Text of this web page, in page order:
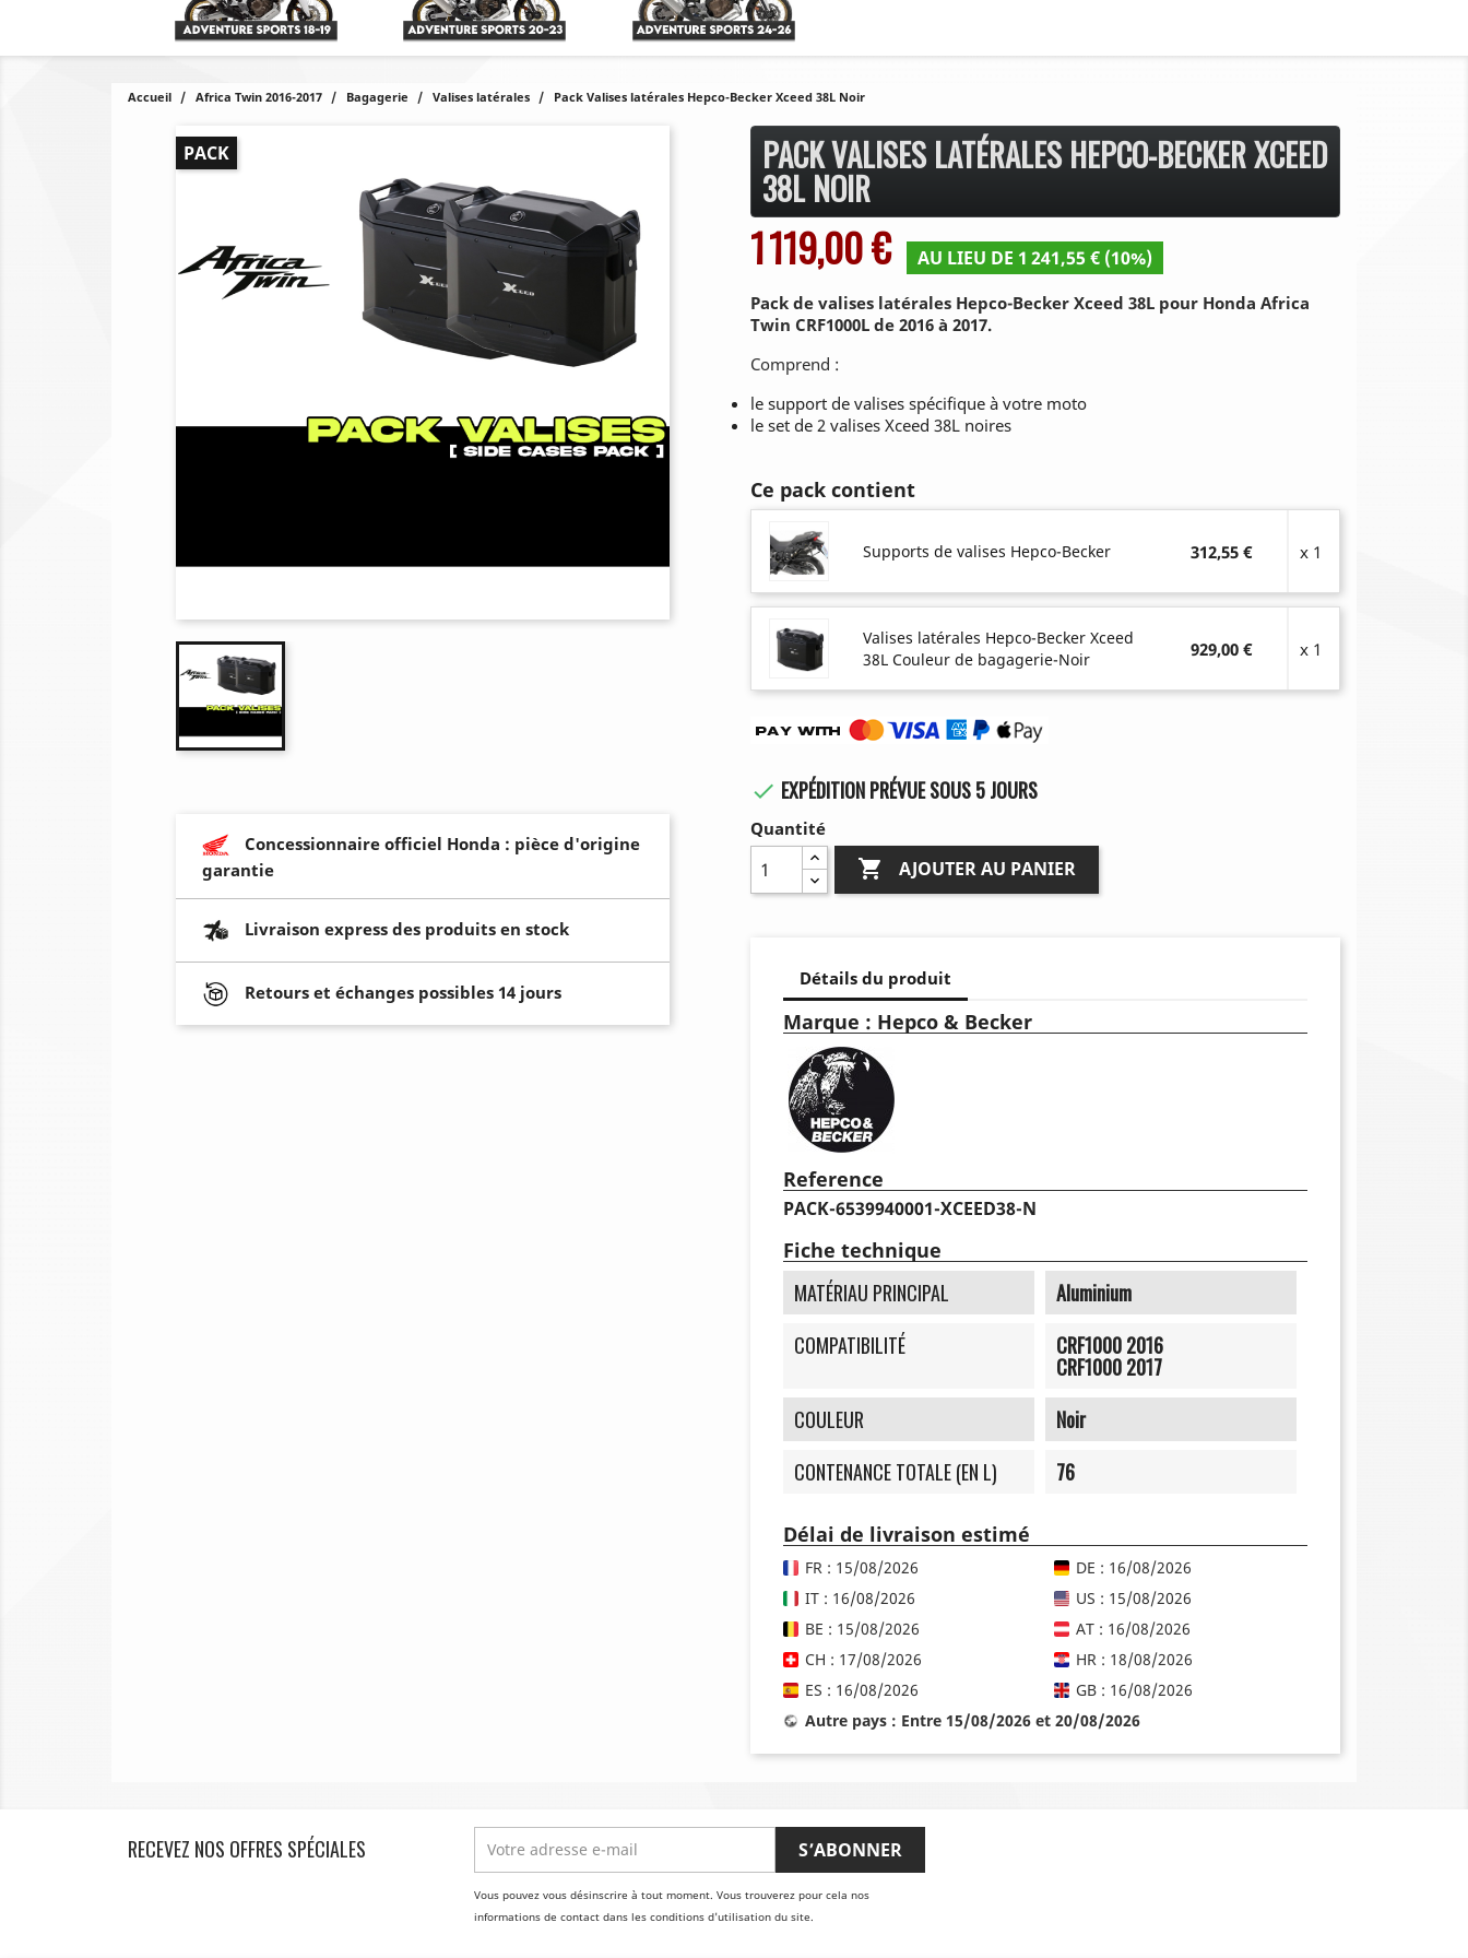
Accueil Africa Twin 2016-2017 Bagagerie Valises latérales Pack Valises latérales Hepco-Becker Xceed 38L Noir
PACK
Concessionnaire officiel Honda : pièce d'origine
garantie
Livraison express des produits en stock
Retours et échanges possibles 14 jours
PACK VALISES LATÉRALES HEPCO-BECKER XCEED
38L NOIR
1 119,00 € AU LIEU DE 1 241,55 € (10%)
Pack de valises latérales Hepco-Becker Xceed 38L pour Honda Africa
Twin CRF1000L de 2016 à 2017.
Comprend :
le support de valises spécifique à votre moto
le set de 2 valises Xceed 38L noires
Ce pack contient
Supports de valises Hepco-Becker 312,55 € x 1
Valises latérales Hepco-Becker Xceed
38L Couleur de bagagerie-Noir
929,00 € x 1
 EXPÉDITION PRÉVUE SOUS 5 JOURS
Quantité
 AJOUTER AU PANIER
Détails du produit
Marque : Hepco & Becker
Reference
PACK-6539940001-XCEED38-N
Fiche technique
MATÉRIAU PRINCIPAL
Aluminium
COMPATIBILITÉ
CRF1000 2016
CRF1000 2017
COULEUR
Noir
CONTENANCE TOTALE (EN L)
76
Délai de livraison estimé
FR : 15/08/2026
DE : 16/08/2026
IT : 16/08/2026
US : 15/08/2026
BE : 15/08/2026
AT : 16/08/2026
CH : 17/08/2026
HR : 18/08/2026
ES : 16/08/2026
GB : 16/08/2026
Autre pays : Entre 15/08/2026 et 20/08/2026
RECEVEZ NOS OFFRES SPÉCIALES
Vous pouvez vous désinscrire à tout moment. Vous trouverez pour cela nos
informations de contact dans les conditions d'utilisation du site.